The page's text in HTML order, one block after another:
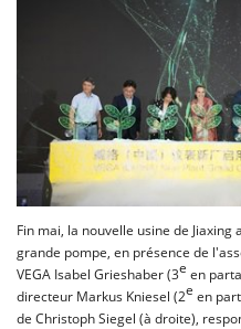
Fin mai, la nouvelle usine de Jiaxing
grande pompe, en présence de
VEGA Isabel Grieshaber (3e en
directeur Markus Kniesel (2e en
de Christoph Siegel (à droite),